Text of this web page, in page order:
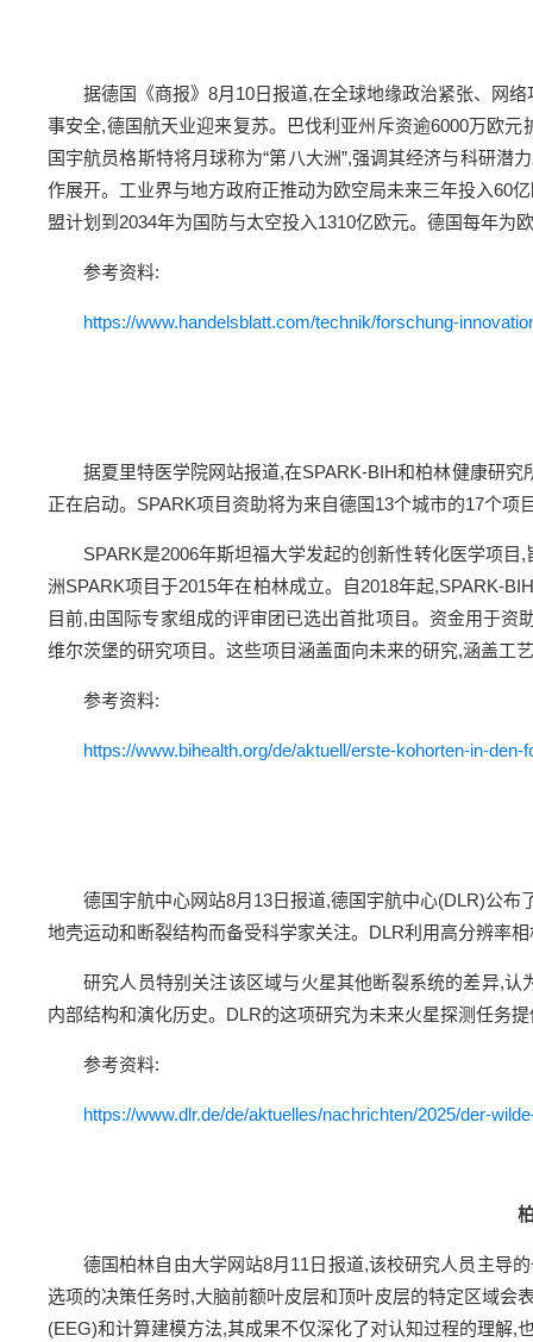
据德国《商报》8月10日报道,在全球地缘政治紧张、网
事安全,德国航天业迎来复苏。巴伐利亚州斥资逾6000万欧
国宇航员格斯特将月球称为“第八大洲”,强调其经济与科研
作展开。工业界与地方政府正推动为欧空局未来三年投入60
盟计划到2034年为国防与太空投入1310亿欧元。德国每年为
参考资料:
https://www.handelsblatt.com/technik/forschung-
据夏里特医学院网站报道,在SPARK-BIH和柏林健康研
正在启动。SPARK项目资助将为来自德国13个城市的17个项
SPARK是2006年斯坦福大学发起的创新性转化医学项
洲SPARK项目于2015年在柏林成立。自2018年起,SPARK-
目前,由国际专家组成的评审团已选出首批项目。资金用于
维尔茨堡的研究项目。这些项目涵盖面向未来的研究,涵盖工
参考资料:
https://www.bihealth.org/de/aktuell/erste-kohorten-in-
德国宇航中心网站8月13日报道,德国宇航中心(DLR)公
地壳运动和断裂结构而备受科学家关注。DLR利用高分辨率
研究人员特别关注该区域与火星其他断裂系统的差异,
内部结构和演化历史。DLR的这项研究为未来火星探测任务
参考资料:
https://www.dlr.de/de/aktuelles/nachrichten/2025/der-
德国柏林自由大学网站8月11日报道,该校研究人员主导
选项的决策任务时,大脑前额叶皮层和顶叶皮层的特定区域会
(EEG)和计算建模方法,其成果不仅深化了对认知过程的理解,